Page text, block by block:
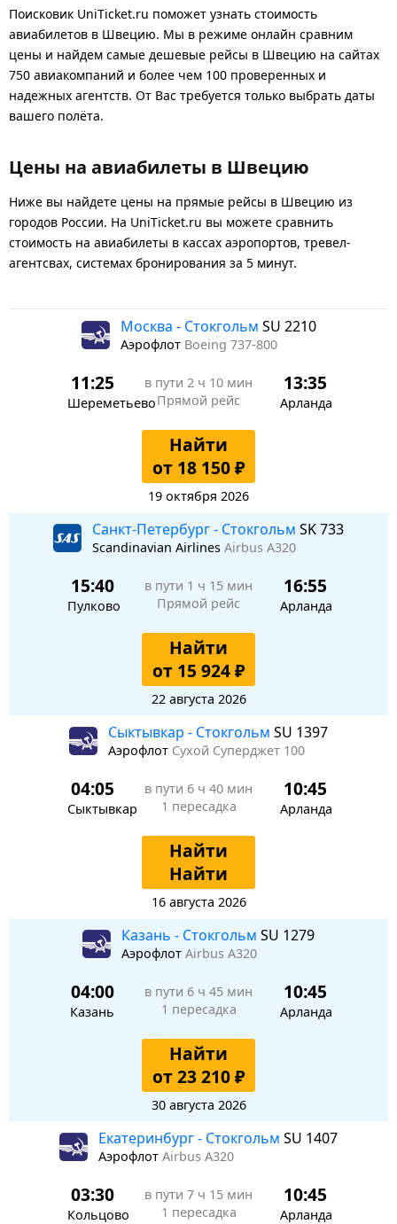
Поисковик UniTicket.ru поможет узнать стоимость
авиабилетов в Швецию. Мы в режиме онлайн сравним
цены и найдем самые дешевые рейсы в Швецию на сайтах
750 авиакомпаний и более чем 100 проверенных и
надежных агентств. От Вас требуется только выбрать даты
вашего полёта.
Цены на авиабилеты в Швецию
Ниже вы найдете цены на прямые рейсы в Швецию из
городов России. На UniTicket.ru вы можете сравнить
стоимость на авиабилеты в кассах аэропортов, тревел-
агентсвах, системах бронирования за 5 минут.
Москва - Стокгольм SU 2210
Аэрофлот Boeing 737-800
11:25
Шереметьево
в пути 2 ч 10 мин
Прямой рейс
13:35
Арланда
Найти
от 18 150 ₽
19 октября 2026
Санкт-Петербург - Стокгольм SK 733
Scandinavian Airlines Airbus A320
15:40
Пулково
в пути 1 ч 15 мин
Прямой рейс
16:55
Арланда
Найти
от 15 924 ₽
22 августа 2026
Сыктывкар - Стокгольм SU 1397
Аэрофлот Сухой Суперджет 100
04:05
Сыктывкар
в пути 6 ч 40 мин
1 пересадка
10:45
Арланда
Найти
Найти
16 августа 2026
Казань - Стокгольм SU 1279
Аэрофлот Airbus A320
04:00
Казань
в пути 6 ч 45 мин
1 пересадка
10:45
Арланда
Найти
от 23 210 ₽
30 августа 2026
Екатеринбург - Стокгольм SU 1407
Аэрофлот Airbus A320
03:30
Кольцово
в пути 7 ч 15 мин
1 пересадка
10:45
Арланда